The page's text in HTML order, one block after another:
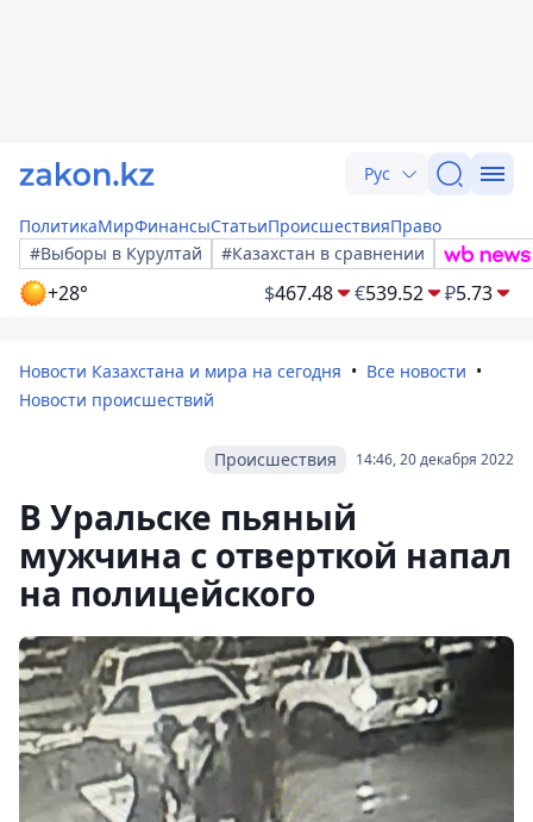
Рус
ПолитикаМирФинансыСтатьиПроисшествияПраво
#Выборы в Курултай
#Казахстан в сравнении
+28° $467.48 €539.52 ₽5.73
Новости Казахстана и мира на сегодня
Все новости
Новости происшествий
14:46, 20 декабря 2022
Происшествия
В Уральске пьяный
мужчина с отверткой напал
на полицейского